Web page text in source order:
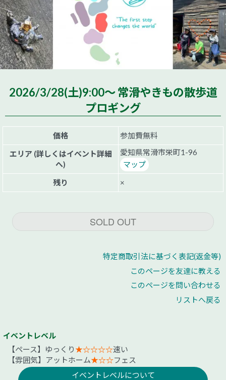
2026/3/28(土)9:00～ 常滑やきもの散歩道
プロギング
価格
参加費無料
エリア (詳しくはイベント詳細
へ)
愛知県常滑市栄町1-96
マップ
残り
×
SOLD OUT
特定商取引法に基づく表記(返金等)
このページを友達に教える
このページを問い合わせる
リストへ戻る
イベントレベル
【ペース】ゆっくり★☆☆☆☆速い
【雰囲気】アットホーム★☆☆フェス
イベントレベルについて